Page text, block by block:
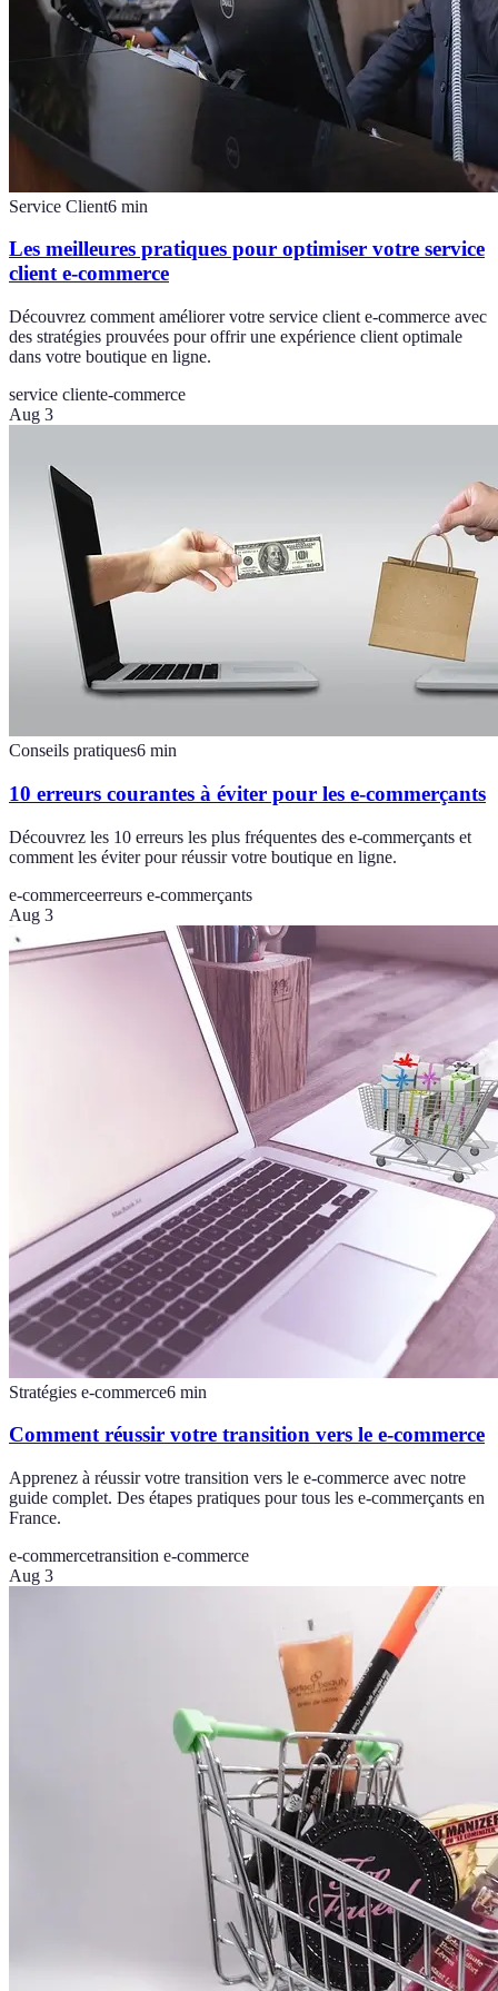
Service Client6 min
Les meilleures pratiques pour optimiser votre service
client e-commerce
Découvrez comment améliorer votre service client e-commerce avec
des stratégies prouvées pour offrir une expérience client optimale
dans votre boutique en ligne.
service cliente-commerce
Aug 3
Conseils pratiques6 min
10 erreurs courantes à éviter pour les e-commerçants
Découvrez les 10 erreurs les plus fréquentes des e-commerçants et
comment les éviter pour réussir votre boutique en ligne.
e-commerceerreurs e-commerçants
Aug 3
Stratégies e-commerce6 min
Comment réussir votre transition vers le e-commerce
Apprenez à réussir votre transition vers le e-commerce avec notre
guide complet. Des étapes pratiques pour tous les e-commerçants en
France.
e-commercetransition e-commerce
Aug 3